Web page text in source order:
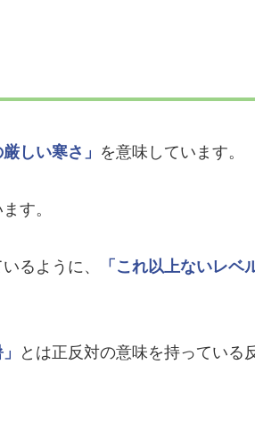
しい寒さ」 を意味しています。
す。
るように、 「これ以上ないレベ
とは正反対の意味を持っている